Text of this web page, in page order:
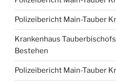
Polizeibericht Main-Tauber
Krankenhaus
Bestehen
Polizeibericht Main-Tauber